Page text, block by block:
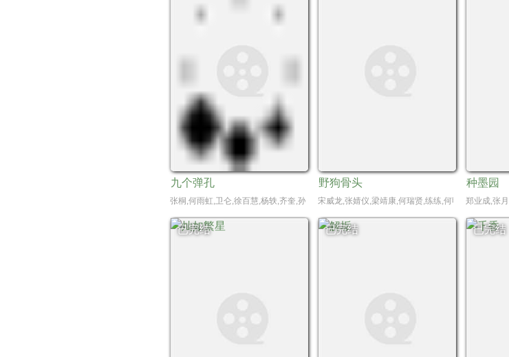
九个弹孔
张桐,何雨虹,卫仑,徐百慧,杨轶,齐奎,孙绍龙,傅亨
野狗骨头
宋威龙,张婧仪,梁靖康,何瑞贤,练练,何明翰,周铁,赵
种墨园
郑业成,张
已完结 已完结 已完结